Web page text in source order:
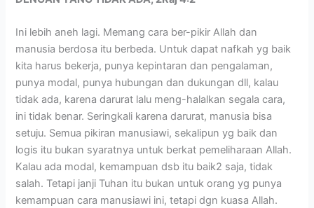
Ini lebih aneh lagi. Memang cara ber-pikir Allah dan
manusia berdosa itu berbeda. Untuk dapat nafkah yg baik
kita harus bekerja, punya kepintaran dan pengalaman,
punya modal, punya hubungan dan dukungan dll, kalau
tidak ada, karena darurat lalu meng-halalkan segala cara,
ini tidak benar. Seringkali karena darurat, manusia bisa
setuju. Semua pikiran manusiawi, sekalipun yg baik dan
logis itu bukan syaratnya untuk berkat pemeliharaan Allah.
Kalau ada modal, kemampuan dsb itu baik2 saja, tidak
salah. Tetapi janji Tuhan itu bukan untuk orang yg punya
kemampuan cara manusiawi ini, tetapi dgn kuasa Allah.